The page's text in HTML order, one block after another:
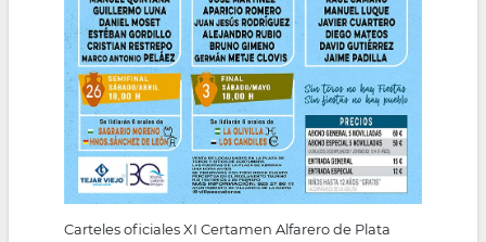
Carteles oficiales XI Certamen Alfarero de Plata